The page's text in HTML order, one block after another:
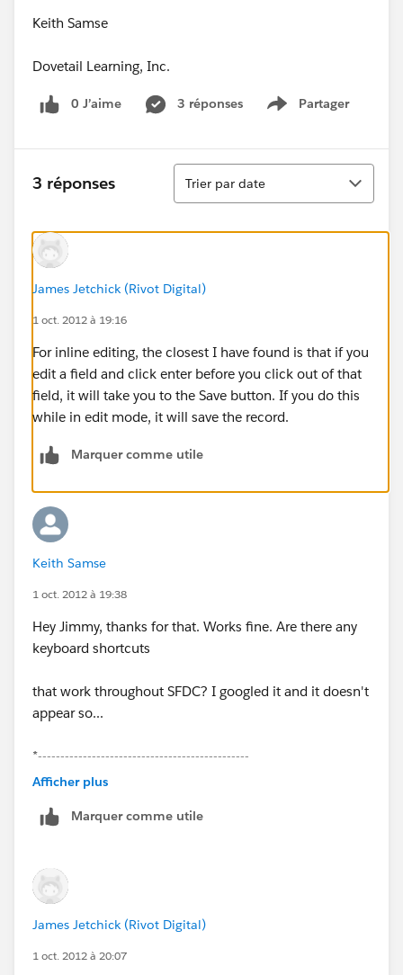
Keith Samse
Dovetail Learning, Inc.
0 J’aime 3 réponses Partager
Show menu
3 réponses
Tri
Trier par date
James Jetchick (Rivot Digital)
1 oct. 2012 à 19:16
For inline editing, the closest I have found is that if you
edit a field and click enter before you click out of that
field, it will take you to the Save button. If you do this
while in edit mode, it will save the record.
Marquer comme utile
Keith Samse
1 oct. 2012 à 19:38
Hey Jimmy, thanks for that. Works fine. Are there any
keyboard shortcuts
that work throughout SFDC? I googled it and it doesn't
appear so...
*-----------------------------------------------
Afficher plus
Marquer comme utile
James Jetchick (Rivot Digital)
1 oct. 2012 à 20:07